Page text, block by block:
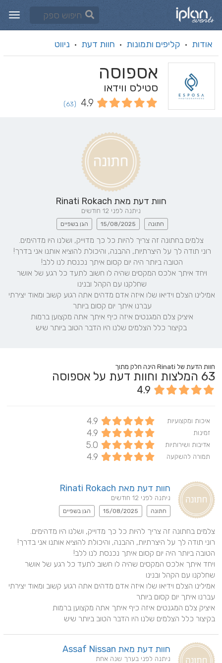
אודות · קליפים ותמונות · חוות דעת · ניווט
אספוסה
סטילס ווידאו
4.9
(63)
חוות דעת מאת Rinati Rokach
ניתנה לפני 12 חודשים
חתונה 15/08/2025 הגן בשפיים
בקיצור כלל הצלמים שלנו היו הדבר הטוב ביותר שיש
חוות הדעת של Rinati הינה חלק מתוך
63 המלצות וחוות דעת על אספוסה
4.9
איכות ומקצועיות 4.9
זמינות 4.9
אדיבות ושירותיות 5.0
תמורה להשקעה 4.9
חוות דעת מאת Rinati Rokach
ניתנה לפני 12 חודשים
חתונה 15/08/2025 הגן בשפיים
בקיצור כלל הצלמים שלנו היו הדבר הטוב ביותר שיש
חוות דעת מאת Assaf Nissan
ניתנה לפני בערך שנה אחת